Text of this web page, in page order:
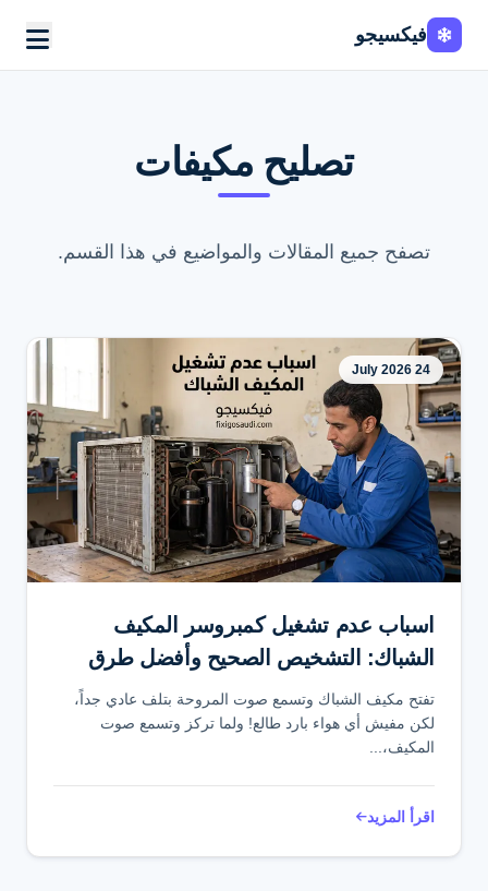
فيكسيجو
FixiGo
اطلب الخدمة
تواصل عبر واتساب
تصليح مكيفات
تصفح جميع المقالات والمواضيع في هذا القسم.
24 July 2026
اسباب عدم تشغيل كمبروسر المكيف
الشباك: التشخيص الصحيح وأفضل طرق
الإصلاح
تفتح مكيف الشباك وتسمع صوت المروحة بتلف عادي جداً،
لكن مفيش أي هواء بارد طالع! ولما تركز وتسمع صوت
المكيف،...
اقرأ المزيد